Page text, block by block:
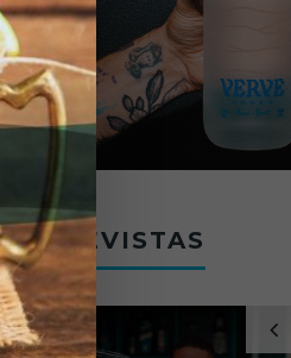
ENTREVISTAS